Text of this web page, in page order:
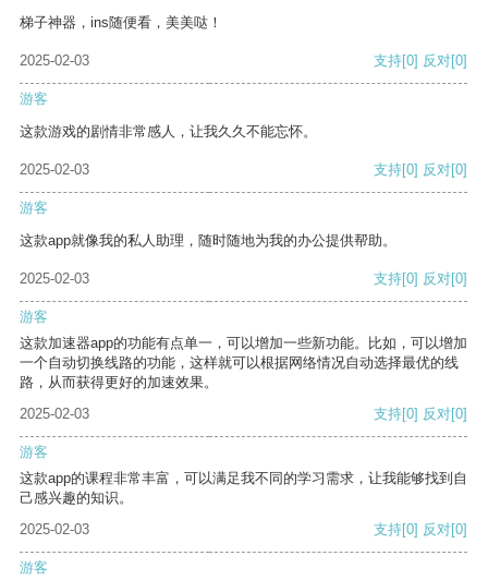
梯子神器，ins随便看，美美哒！
2025-02-03 支持[0] 反对[0]
游客
这款游戏的剧情非常感人，让我久久不能忘怀。
2025-02-03 支持[0] 反对[0]
游客
这款app就像我的私人助理，随时随地为我的办公提供帮助。
2025-02-03 支持[0] 反对[0]
游客
这款加速器app的功能有点单一，可以增加一些新功能。比如，可以增加
一个自动切换线路的功能，这样就可以根据网络情况自动选择最优的线
路，从而获得更好的加速效果。
2025-02-03
支持[0] 反对[0]
游客
这款app的课程非常丰富，可以满足我不同的学习需求，让我能够找到自
己感兴趣的知识。
2025-02-03
支持[0] 反对[0]
游客